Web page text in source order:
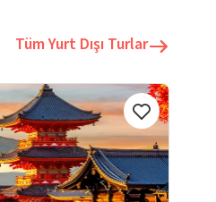
Tüm Yurt Dışı Turlar